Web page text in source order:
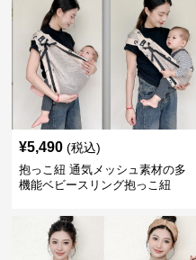
¥5,490 (税込)
抱っこ紐 通気メッシュ素材の多
機能ベビースリング抱っこ紐